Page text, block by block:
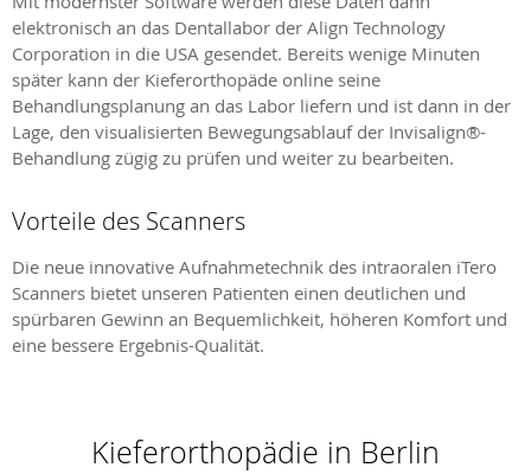
elektronisch an das Dentallabor der Align Technology
Corporation in die USA gesendet. Bereits wenige Minuten
später kann der Kieferorthopäde online seine
Behandlungsplanung an das Labor liefern und ist dann in der
Lage, den visualisierten Bewegungsablauf der Invisalign®-
Behandlung zügig zu prüfen und weiter zu bearbeiten.
Vorteile des Scanners
Die neue innovative Aufnahmetechnik des intraoralen iTero
Scanners bietet unseren Patienten einen deutlichen und
spürbaren Gewinn an Bequemlichkeit, höheren Komfort und
eine bessere Ergebnis-Qualität.
Kieferorthopädie in Berlin